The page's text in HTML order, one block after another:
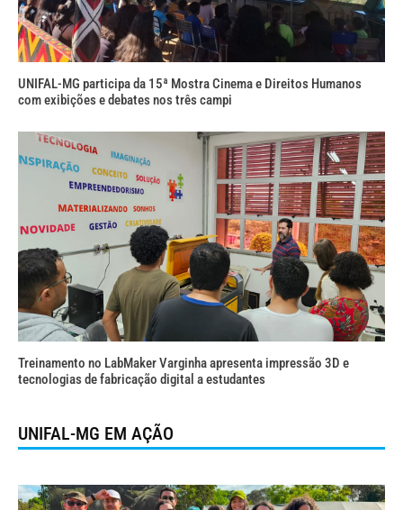
UNIFAL-MG participa da 15ª Mostra Cinema e Direitos Humanos
com exibições e debates nos três campi
Treinamento no LabMaker Varginha apresenta impressão 3D e
tecnologias de fabricação digital a estudantes
UNIFAL-MG EM AÇÃO